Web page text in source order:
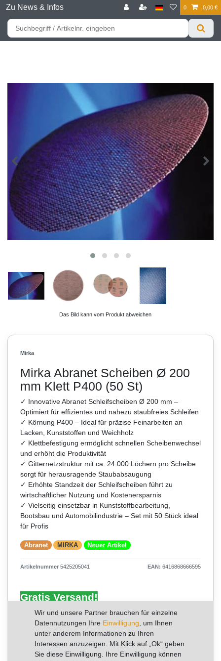
Zu News & Infos 0 0,00 €
Für bessere Preise HIER registrieren!
Das Bild kann vom Produkt abweichen
Mirka
Mirka Abranet Scheiben Ø 200
mm Klett P400 (50 St)
✓ Innovative Abranet Schleifscheiben Ø 200 mm –
Optimiert für effizientes und nahezu staubfreies Schleifen
✓ Körnung P400 – Ideal für präzise Feinarbeiten an
Lacken, Kunststoffen und Weichholz
✓ Klettbefestigung ermöglicht schnellen Scheibenwechsel
und erhöht die Produktivität
✓ Gitternetzstruktur mit ca. 24.000 Löchern pro Scheibe
sorgt für herausragende Staubabsaugung
✓ Erhöhte Standzeit der Schleifscheiben führt zu
wirtschaftlicher Nutzung und Kostenersparnis
✓ Vielseitig einsetzbar in Kunststoffbearbeitung,
Bootsbau und Automobilindustrie – Set mit 50 Stück ideal
für Profis
Abranet MIRKA Neuer Artikel
Artikelnummer 5425205041 EAN: 6416868666595
Gratis Versand!
UVP 77,39 €
51,91 €*
Inhalt50Stück
Grundpreis1,04 € / Stück
Wir und unsere Partner brauchen für einzelne
Datennutzungen Ihre Einwilligung , um Ihnen
unter anderem Informationen zu Ihren
Interessen anzuzeigen. Mit Klick auf „Ok“ geben
Sie diese Einwilligung. Ihre Einwilligung können